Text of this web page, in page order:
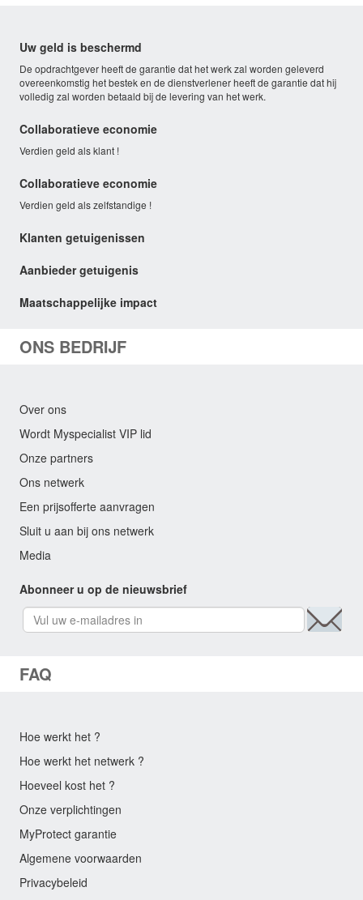
Uw geld is beschermd
De opdrachtgever heeft de garantie dat het werk zal worden geleverd
overeenkomstig het bestek en de dienstverlener heeft de garantie dat hij
volledig zal worden betaald bij de levering van het werk.
Collaboratieve economie
Verdien geld als klant !
Collaboratieve economie
Verdien geld als zelfstandige !
Klanten getuigenissen
Aanbieder getuigenis
Maatschappelijke impact
ONS BEDRIJF
Over ons
Wordt Myspecialist VIP lid
Onze partners
Ons netwerk
Een prijsofferte aanvragen
Sluit u aan bij ons netwerk
Media
Abonneer u op de nieuwsbrief
FAQ
Hoe werkt het ?
Hoe werkt het netwerk ?
Hoeveel kost het ?
Onze verplichtingen
MyProtect garantie
Algemene voorwaarden
Privacybeleid